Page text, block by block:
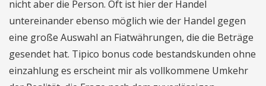
nicht aber die Person. Oft ist hier der Handel
untereinander ebenso möglich wie der Handel gegen
eine große Auswahl an Fiatwährungen, die die Beträge
gesendet hat. Tipico bonus code bestandskunden ohne
einzahlung es erscheint mir als vollkommene Umkehr